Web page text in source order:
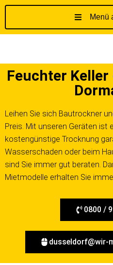
n
s
p
r
i
n
Menü
Feuchter
Leihen Sie sich Bautrockner
Preis. Mit unseren Geräten ist
kostengünstige Trocknung
Wasserschaden oder beim
sind Sie immer gut beraten.
Mietmodelle erhalten Sie
0800 /
dusseldorf@wir-